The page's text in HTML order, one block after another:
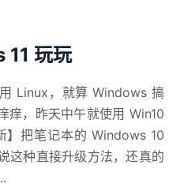
11 玩玩
Linux，就算 Windows 搞
痒，昨天中午就使用 Win10
】把笔记本的 Windows 10
这种直接升级方法，还真的